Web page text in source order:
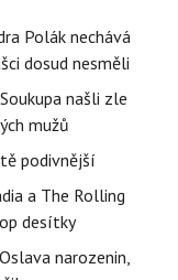
Polák nechává
dosud nesměli
našli zle
mužů
podivnější
a The Rolling
desítky
narozenin,